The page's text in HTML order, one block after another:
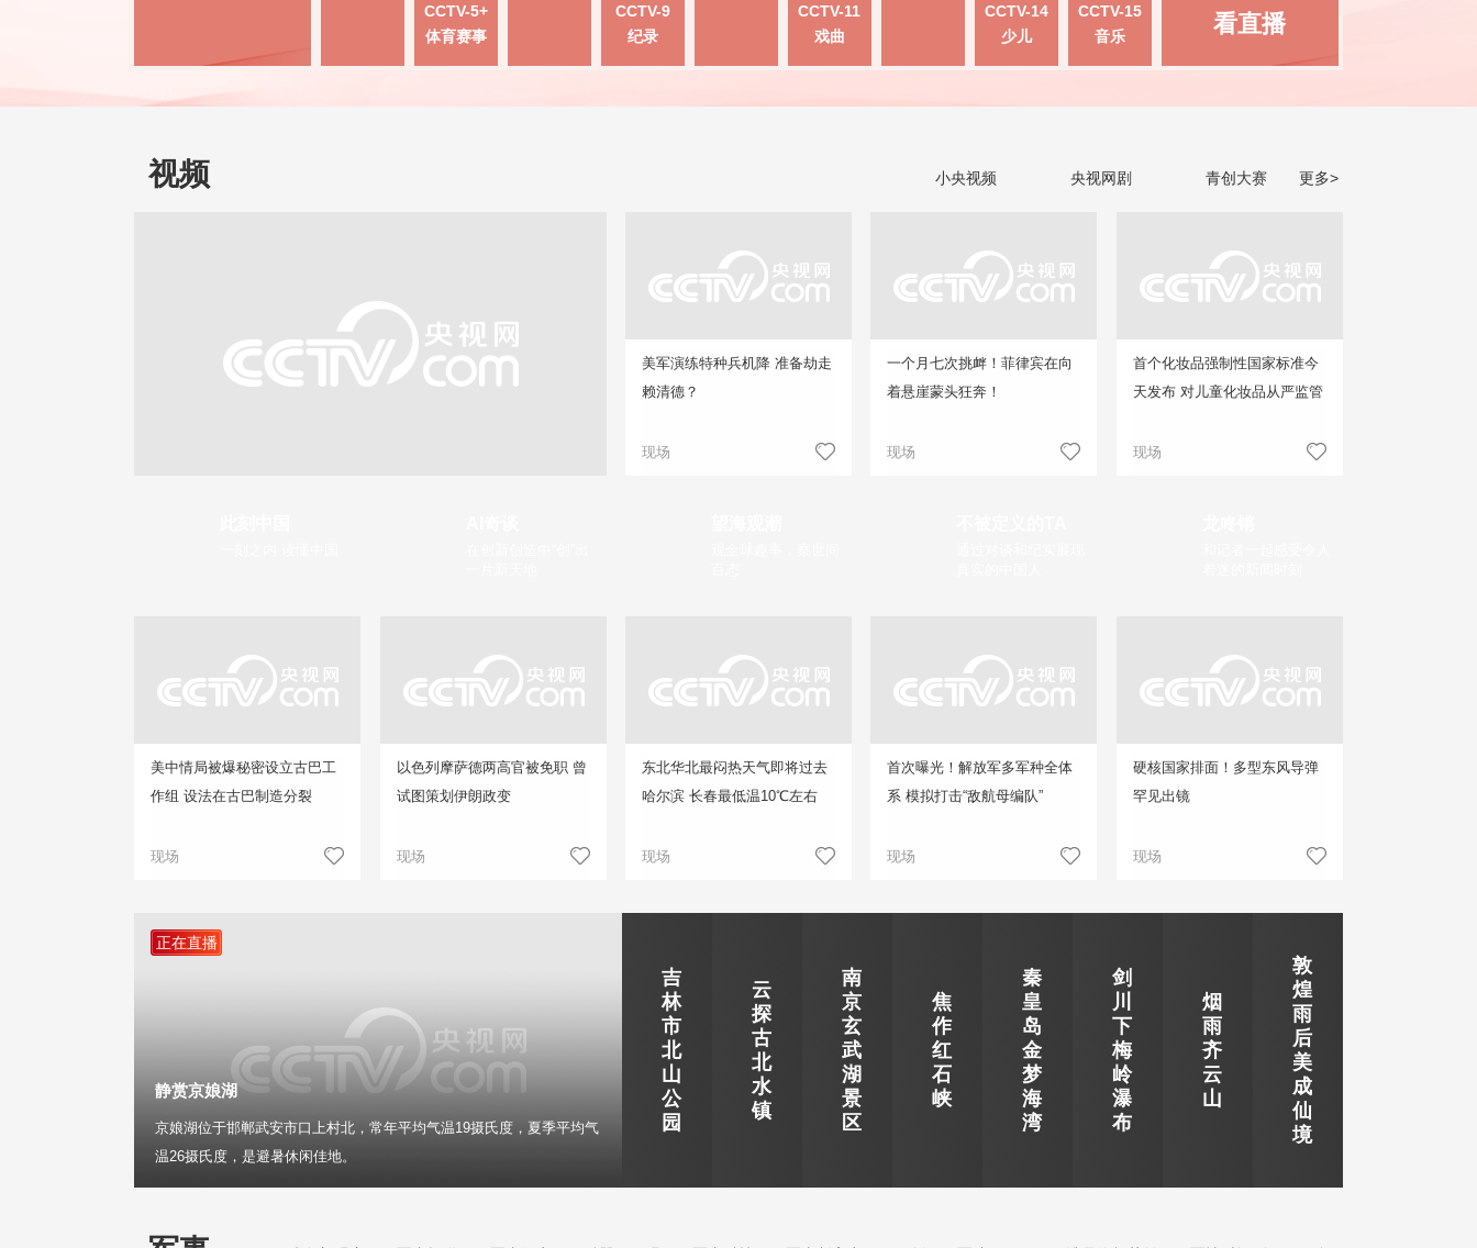
CCTV-5+
体育赛事
CCTV-9
纪录
CCTV-11
戏曲
CCTV-14
少儿
CCTV-15
音乐
看直播
视频 更多>
小央视频 央视网剧 青创大赛
美军演练特种兵机降 准备劫走
赖清德？
现场
一个月七次挑衅！菲律宾在向
着悬崖蒙头狂奔！
现场
首个化妆品强制性国家标准今
天发布 对儿童化妆品从严监管
现场
美中情局被爆秘密设立古巴工
作组 设法在古巴制造分裂
现场
以色列摩萨德两高官被免职 曾
试图策划伊朗政变
现场
东北华北最闷热天气即将过去
哈尔滨 长春最低温10℃左右
现场
首次曝光！解放军多军种全体
系 模拟打击“敌航母编队”
现场
硬核国家排面！多型东风导弹
罕见出镜
现场
正在直播
静赏京娘湖
京娘湖位于邯郸武安市口上村北，常年平均气温19摄氏度，夏季平均气
温26摄氏度，是避暑休闲佳地。
吉
林
市
北
山
公
园
云
探
古
北
水
镇
南
京
玄
武
湖
景
区
焦
作
红
石
峡
秦
皇
岛
金
梦
海
湾
剑
川
下
梅
岭
瀑
布
烟
雨
齐
云
山
敦
煌
雨
后
美
成
仙
境